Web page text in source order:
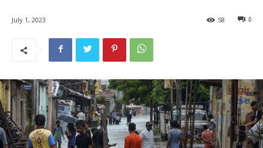
July 1, 2023 0
58